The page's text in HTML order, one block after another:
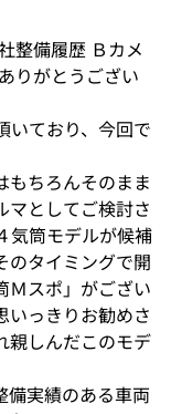
整備履歴 Ｂカメ
がとうござい
いており、今回で
もちろんそのまま
マとしてご検討さ
筒モデルが候補
のタイミングで開
Ｍスポ」がござい
いっきりお勧めさ
親しんだこのモデ
備実績のある車両